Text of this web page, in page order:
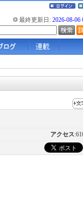
最終更新日: 2026-08-06
アクセス